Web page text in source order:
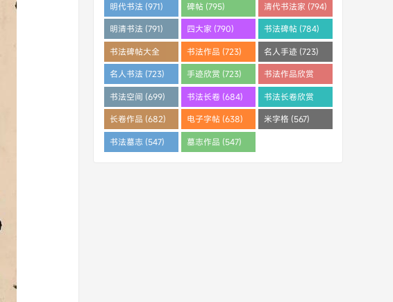
明代书法 (971) 碑帖 (795) 清代书法家 (794)
明清书法 (791) 四大家 (790) 书法碑帖 (784)
书法碑帖大全
(784)
书法作品 (723) 名人手迹 (723)
名人书法 (723) 手迹欣赏 (723)
书法作品欣赏
(710)
书法空间 (699) 书法长卷 (684)
书法长卷欣赏
(682)
长卷作品 (682) 电子字帖 (638) 米字格 (567)
书法墓志 (547) 墓志作品 (547)